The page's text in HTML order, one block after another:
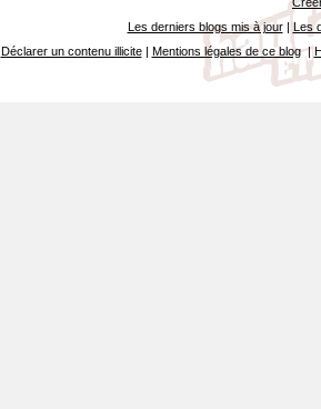
Les derniers blogs mis à jour| Les
Déclarer un contenu illicite| Mentions légales de ce blog|